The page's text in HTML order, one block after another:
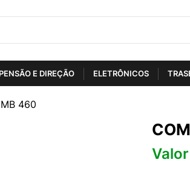
E DIREÇÃO ELETRÔNICOS
MB 460